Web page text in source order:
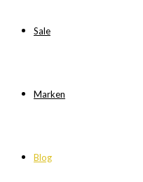
Sale
Marken
Blog